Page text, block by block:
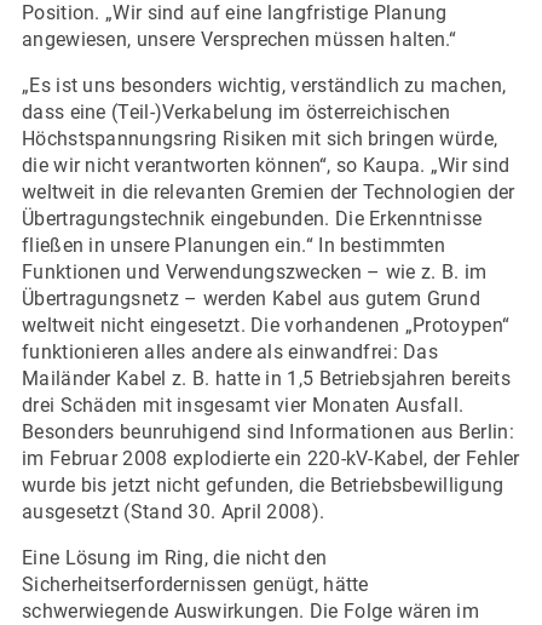
Position. „Wir sind auf eine langfristige Planung
angewiesen, unsere Versprechen müssen halten.“
„Es ist uns besonders wichtig, verständlich zu machen,
dass eine (Teil-)Verkabelung im österreichischen
Höchstspannungsring Risiken mit sich bringen würde,
die wir nicht verantworten können“, so Kaupa. „Wir sind
weltweit in die relevanten Gremien der Technologien der
Übertragungstechnik eingebunden. Die Erkenntnisse
fließen in unsere Planungen ein.“ In bestimmten
Funktionen und Verwendungszwecken – wie z. B. im
Übertragungsnetz – werden Kabel aus gutem Grund
weltweit nicht eingesetzt. Die vorhandenen „Protoypen“
funktionieren alles andere als einwandfrei: Das
Mailänder Kabel z. B. hatte in 1,5 Betriebsjahren bereits
drei Schäden mit insgesamt vier Monaten Ausfall.
Besonders beunruhigend sind Informationen aus Berlin:
im Februar 2008 explodierte ein 220-kV-Kabel, der Fehler
wurde bis jetzt nicht gefunden, die Betriebsbewilligung
ausgesetzt (Stand 30. April 2008).
Eine Lösung im Ring, die nicht den
Sicherheitserfordernissen genügt, hätte
schwerwiegende Auswirkungen. Die Folge wären im